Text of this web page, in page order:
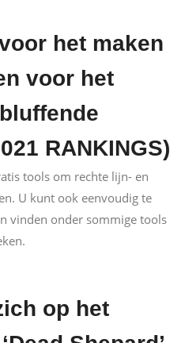
het maken
voor het
RANKINGS)
tools om rechte lijn- en
U kunt ook eenvoudig te
vinden onder sommige tools
op het